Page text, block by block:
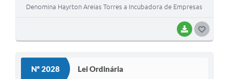
BAIXAR
Denomina Hayrton Areias Torres a Incubadora de Empresas
Nº 2028 Lei Ordinária